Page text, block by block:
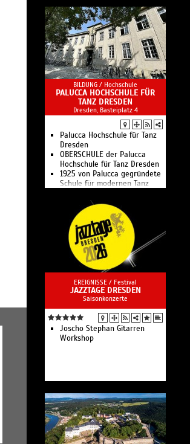
BILDUNG / Hochschule
PALUCCA HOCHSCHULE FÜR
TANZ DRESDEN
Dresden, Basteiplatz 4
Palucca Hochschule für Tanz
Dresden
OBERSCHULE der Palucca
Hochschule für Tanz Dresden
1925 von Palucca gegründete
Schule für modernen Tanz
EREIGNISSE / Festival
JAZZTAGE DRESDEN
Saisonkonzerte
Joscho Stephan Gitarren
Workshop